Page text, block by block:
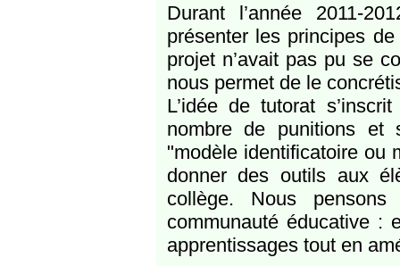
Durant l’année 2011-
présenter les principes
projet n’avait pas pu se
nous permet de le
L’idée de tutorat
nombre de punitions et
"modèle identificatoire ou
donner des outils aux
collège. Nous
communauté éducative :
apprentissages tout en